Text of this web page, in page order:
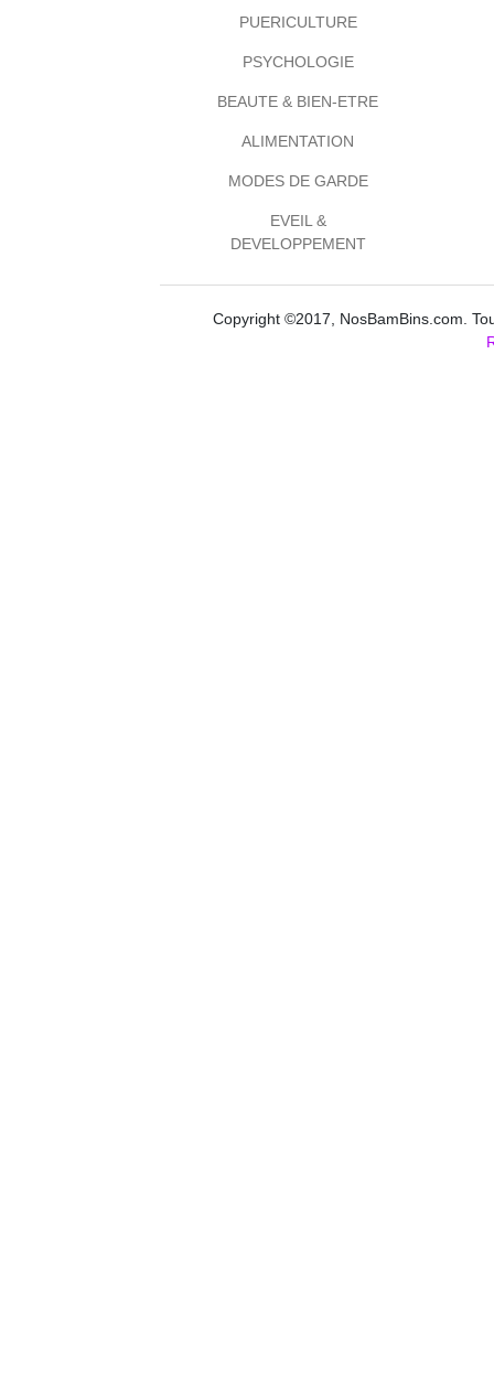
PUERICULTURE
PSYCHOLOGIE
BEAUTE & BIEN-ETRE
ALIMENTATION
MODES DE GARDE
EVEIL &
DEVELOPPEMENT
Copyright ©2017, NosBamBins.com.